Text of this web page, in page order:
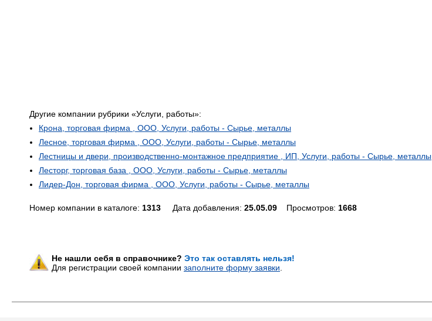
Другие компании рубрики «Услуги, работы»:
Крона, торговая фирма , ООО, Услуги, работы - Сырье, металлы
Лесное, торговая фирма , ООО, Услуги, работы - Сырье, металлы
Лестницы и двери, производственно-монтажное предприятие , ИП, Услуги, работы - Сырье, металлы
Лесторг, торговая база , ООО, Услуги, работы - Сырье, металлы
Лидер-Дон, торговая фирма , ООО, Услуги, работы - Сырье, металлы
Номер компании в каталоге: 1313 Дата добавления: 25.05.09 Просмотров: 1668
Не нашли себя в справочнике? Это так оставлять нельзя!
Для регистрации своей компании заполните форму заявки